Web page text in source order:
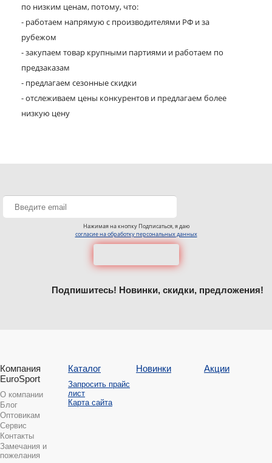
по низким ценам, потому, что:
- работаем напрямую с производителями РФ и за
рубежом
- закупаем товар крупными партиями и работаем по
предзаказам
- предлагаем сезонные скидки
- отслеживаем цены конкурентов и предлагаем более
низкую цену
Нажимая на кнопку Подписаться, я даю
согласие на обработку персональных данных
Подпишитесь! Новинки, скидки, предложения!
Компания
EuroSport
О компании
Блог
Оптовикам
Сервис
Контакты
Замечания и
пожелания
Каталог
Запросить прайс
лист
Карта сайта
Новинки Акции